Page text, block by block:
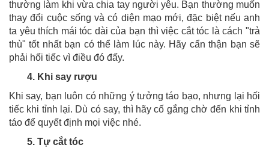
thường làm khi vừa chia tay người yêu. Bạn thường muốn
thay đổi cuộc sống và có diện mạo mới, đặc biệt nếu anh
ta yêu thích mái tóc dài của bạn thì việc cắt tóc là cách "trả
thù" tốt nhất bạn có thể làm lúc này. Hãy cẩn thận bạn sẽ
phải hối tiếc vì điều đó đấy.
4. Khi say rượu
Khi say, bạn luôn có những ý tưởng táo bạo, nhưng lại hối
tiếc khi tỉnh lại. Dù có say, thì hãy cố gắng chờ đến khi tỉnh
táo để quyết định mọi việc nhé.
5. Tự cắt tóc